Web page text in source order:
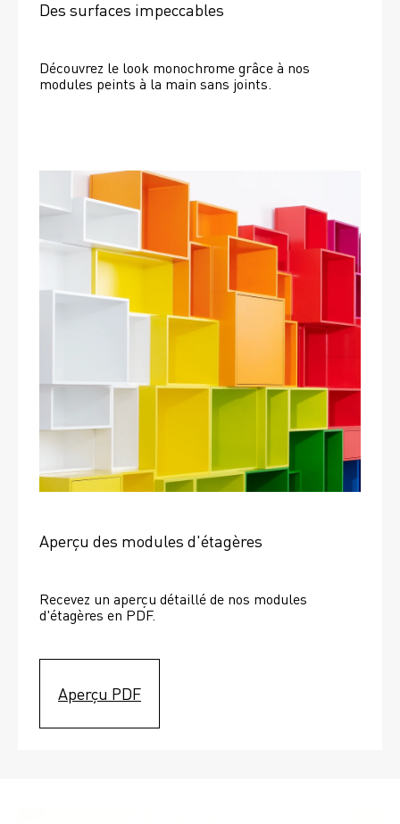
Des surfaces impeccables
Découvrez le look monochrome grâce à nos
modules peints à la main sans joints.
Aperçu des modules d'étagères
Recevez un aperçu détaillé de nos modules
d'étagères en PDF.
Aperçu PDF